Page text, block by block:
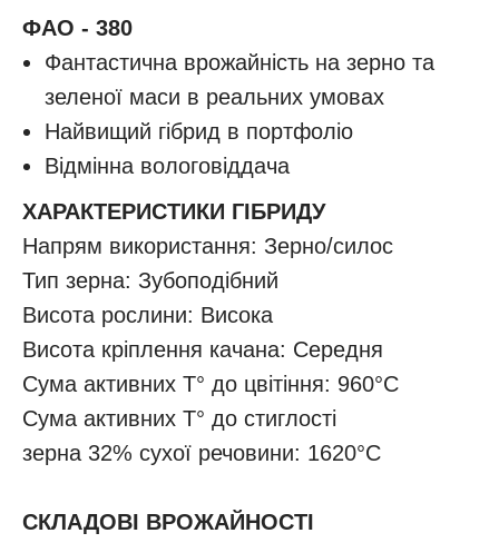
ФАО - 380
Фантастична врожайність на зерно та
зеленої маси в реальних умовах
Найвищий гібрид в портфоліо
Відмінна вологовіддача
ХАРАКТЕРИСТИКИ ГІБРИДУ
Напрям використання: Зерно/силос
Тип зерна: Зубоподібний
Висота рослини: Висока
Висота кріплення качана: Cередня
Сума активних T° до цвітіння: 960°C
Сума активних T° до стиглості
зерна 32% сухої речовини: 1620°C
СКЛАДОВІ ВРОЖАЙНОСТІ